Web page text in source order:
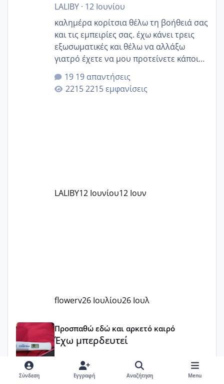
LALIBY· 12 Ιουνίου
καλημέρα κορίτσια θέλω τη βοήθειά σας
και τις εμπειρίες σας. έχω κάνει τρεις
εξωσωματικές και θέλω να αλλάξω
γιατρό έχετε να μου προτείνετε κάποιον
που μείνατε ευχαριστημένες και είχατε
επιιτυχία? έκανα στο υγεία με τον
ζερβομανωλάκη (δεν το εψαξε καθόλου
19 απαντήσεις
2215 εμφανίσεις
LALIBY12 Ιουνίου12 Ιουν
flowerv26 Ιουλίου26 Ιουλ
Έχω μπερδευτεί
Προσπαθώ εδώ και αρκετό καιρό
Έχω μπερδευτεί
Melikara86
27 Οκτωβρίου, 2025
Κορίτσια καλησπέρα. Είχα χαθεί από το
Σύνδεση Εγγραφή Αναζήτηση Menu